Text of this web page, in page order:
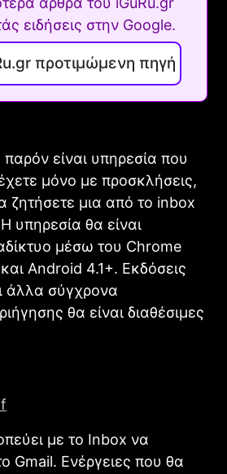
ειδήσεις στην Google.
προτιμώμενη πηγή
είναι υπηρεσία που
μόνο με προσκλήσεις,
ζητήσετε μια από το inbox
υπηρεσία θα είναι
μέσω του Chrome
Android 4.1+. Εκδόσεις
άλλα σύγχρονα
θα είναι διαθέσιμες
με το Inbox να
Gmail. Ενέργειες που θα